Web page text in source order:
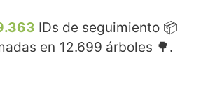
IDs de seguimiento 📦
en 12.699 árboles 🌳.